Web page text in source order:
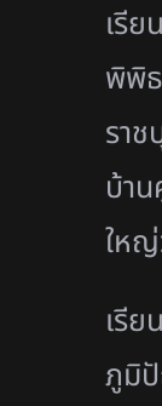
เรี
พิพิ
รา
บ้า
ให
เรี
ภูมิ